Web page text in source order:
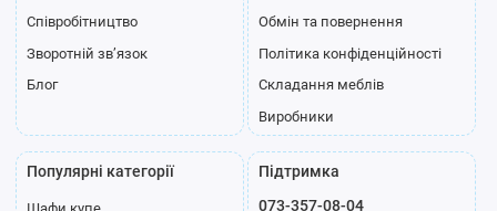
Співробітництво
Зворотній зв’язок
Блог
Обмін та повернення
Політика конфіденційності
Складання меблів
Виробники
Популярні категорії
Підтримка
073-357-08-04